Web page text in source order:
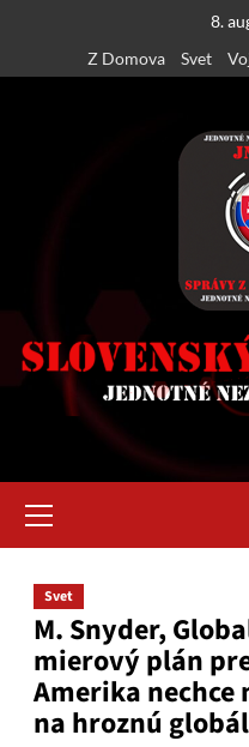
content
8.
Z Domova
Svet
Menu
Svet
M. Snyder,
mierový plán
Amerika
na hroznú